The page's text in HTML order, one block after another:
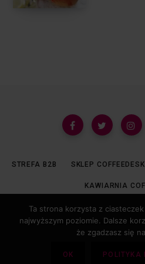
STREFA B2B SKLEP COFFEEDESK
KAWIARNIA
© 2019 COFFEEDESK.PL
TOP
Ta strona korzysta z
najwyższym poziomie. Dalsze
że zgadzasz się
OK POLITYKA